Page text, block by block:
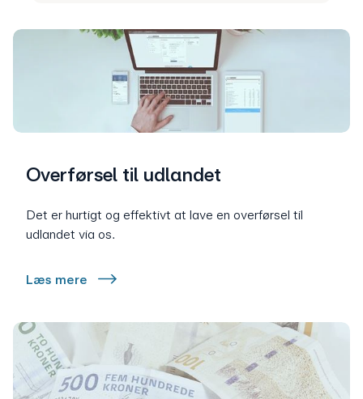
Overførsel til udlandet
Det er hurtigt og effektivt at lave en overførsel til
udlandet via os.
Læs mere